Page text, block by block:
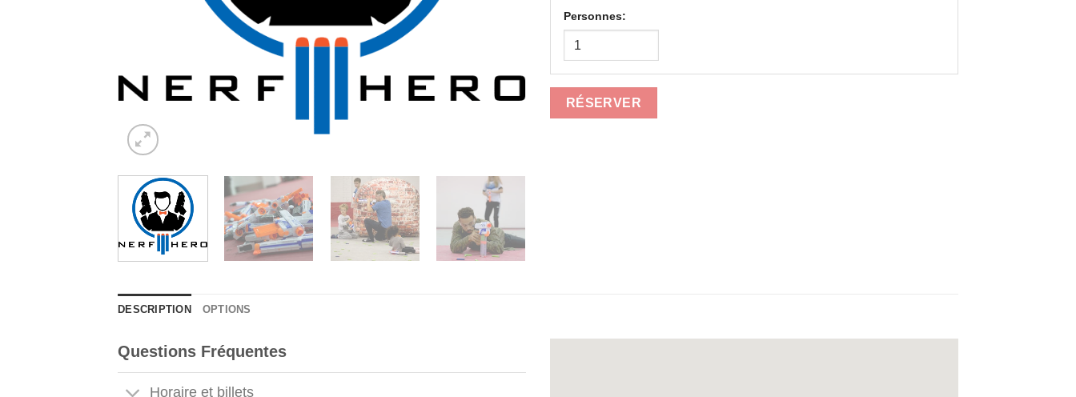
Personnes:
RÉSERVER
DESCRIPTION OPTIONS
Questions Fréquentes
Horaire et billets